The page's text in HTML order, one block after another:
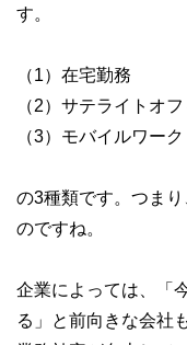
す。
（1）在宅勤務
（2）サテライトオ
（3）モバイルワーク
の3種類です。つま
のですね。
企業によっては、「
る」と前向きな会社